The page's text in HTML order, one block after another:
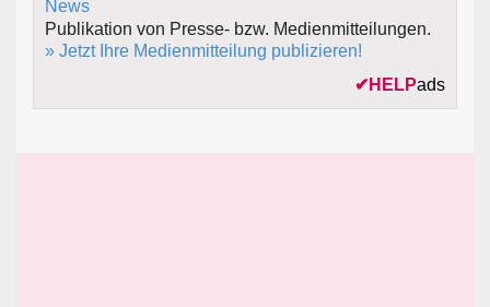
Publikation von Presse- bzw. Medienmitteilungen.
» Jetzt Ihre Medienmitteilung publizieren!
✔ HELPads